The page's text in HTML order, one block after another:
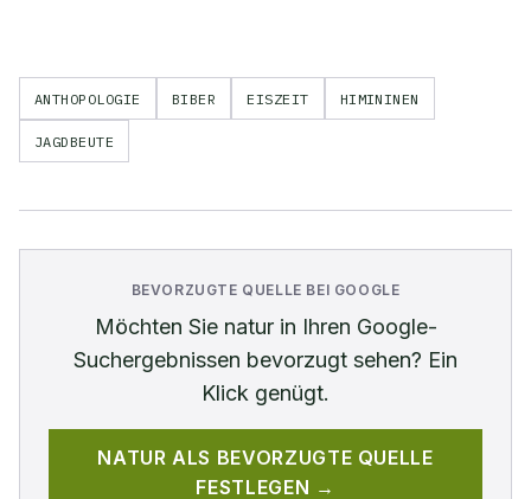
ANTHOPOLOGIE BIBER EISZEIT HIMININEN
JAGDBEUTE
BEVORZUGTE QUELLE BEI GOOGLE
Möchten Sie naturin Ihren Google-
Suchergebnissen bevorzugt sehen? Ein
Klick genügt.
NATUR ALS BEVORZUGTE QUELLE
FESTLEGEN →